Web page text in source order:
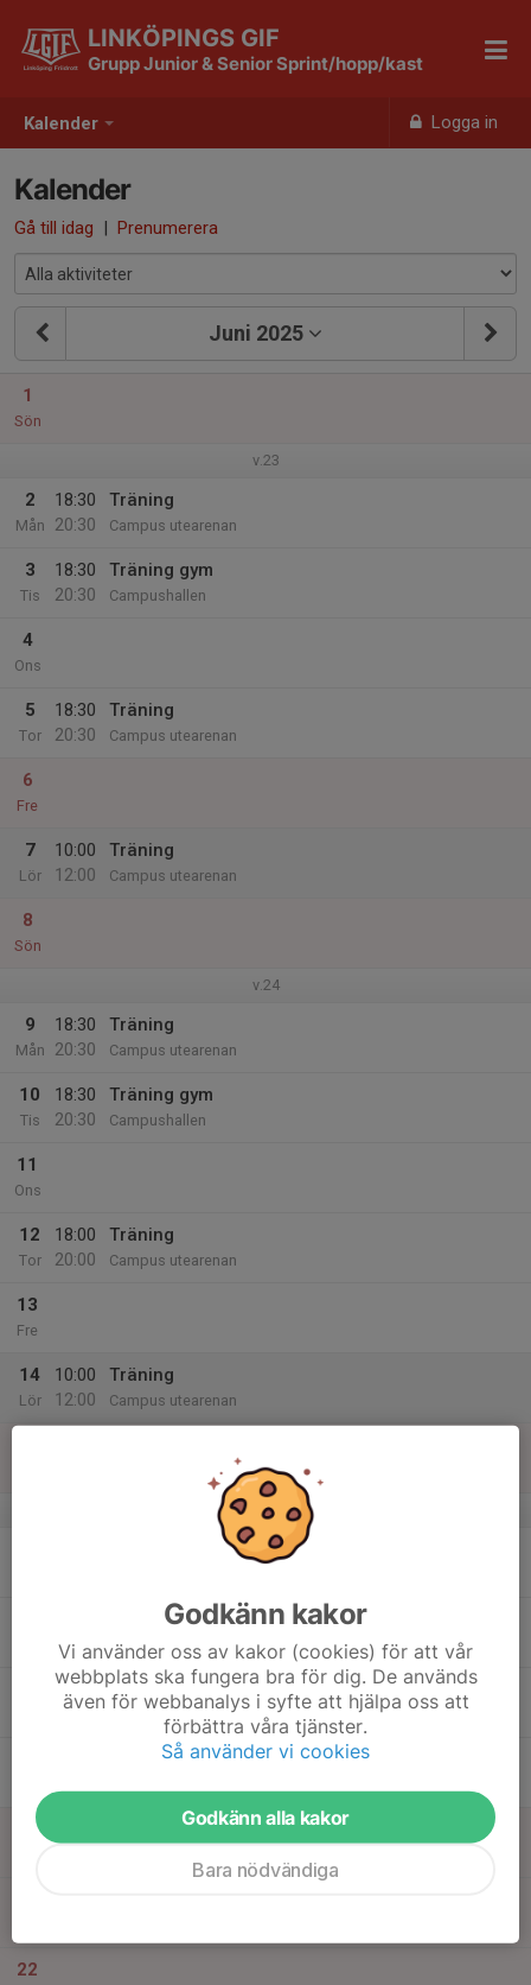
Kalender Logga in
LINKÖPINGS GIF
Grupp Junior & Senior Sprint/hopp/kast
Kalender
Gå till idag | Prenumerera
Juni 2025
1
Sön
v.23
2
Mån
18:30
20:30
Träning
Campus utearenan
3
Tis
18:30
20:30
Träning gym
Campushallen
4
Ons
5
Tor
18:30
20:30
Träning
Campus utearenan
6
Fre
7
Lör
10:00
12:00
Träning
Campus utearenan
8
Sön
v.24
9
Mån
18:30
20:30
Träning
Campus utearenan
10
Tis
18:30
20:30
Träning gym
Campushallen
11
Ons
12
Tor
18:00
20:00
Träning
Campus utearenan
13
Fre
14
Lör
10:00
12:00
Träning
Campus utearenan
v.25
20:30
Träning gym
Campushallen
Träning
20
22
Godkänn kakor
Vi använder oss av kakor (cookies) för att vår
webbplats ska fungera bra för dig. De används
även för webbanalys i syfte att hjälpa oss att
förbättra våra tjänster.
Så använder vi cookies
Godkänn alla kakor
Bara nödvändiga